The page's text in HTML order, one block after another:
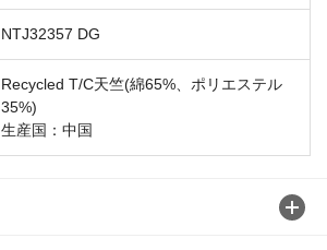
NTJ32357 DG
Recycled T/C天竺(綿65%、ポリエステル
35%)
生産国：中国